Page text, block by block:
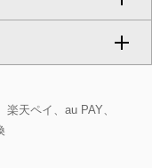
天ペイ、au PAY、